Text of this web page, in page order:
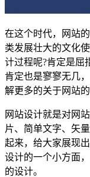
在这个时代，网站
类发展壮大的文化
计过程呢?肯定是屈
肯定也是寥寥无几
解更多的关于网站的
网站设计就是对网
片、简单文字、矢
起来，给大家展现
设计的一个小方面
的设计。